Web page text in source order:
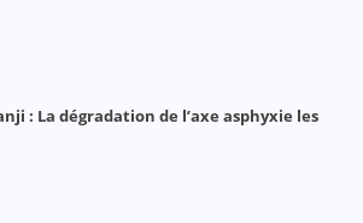
: La dégradation de l’axe asphyxie les